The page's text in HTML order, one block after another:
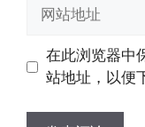
址
址
在此浏览器中
站地址，以便